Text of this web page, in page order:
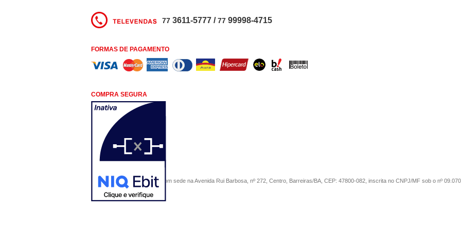
77 3611-5777 /77 99998-4715
FORMAS DE PAGAMENTO
COMPRA SEGURA
COMERCIAL SÃO PAULO, com sede na Avenida Rui Barbosa, nº 272, Centro, Barreiras/BA, CEP: 47800-082, inscrita no CNPJ/MF sob o nº